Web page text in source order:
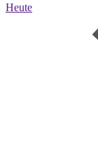
Heute